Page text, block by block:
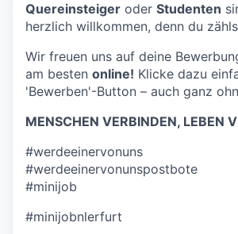
Quereinsteiger oder Studenten
herzlich willkommen, denn du
Wir freuen uns auf deine
am besten online! Klicke dazu
'Bewerben'-Button – auch ganz
MENSCHEN VERBINDEN, LEBEN
#werdeeinervonuns
#werdeeinervonunspostbote
#minijob
#minijobnlerfurt